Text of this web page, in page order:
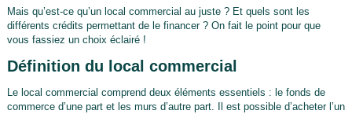
Mais qu’est-ce qu’un local commercial au juste ? Et quels sont les
différents crédits permettant de le financer ? On fait le point pour que
vous fassiez un choix éclairé !
Définition du local commercial
Le local commercial comprend deux éléments essentiels : le fonds de
commerce d’une part et les murs d’autre part. Il est possible d’acheter l’un